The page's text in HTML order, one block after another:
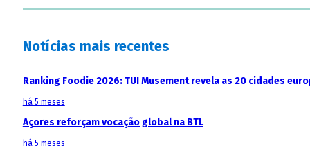
Notícias mais recentes
Ranking Foodie 2026: TUI Musement revela as 20 cidades
há 5 meses
Açores reforçam vocação global na BTL
há 5 meses